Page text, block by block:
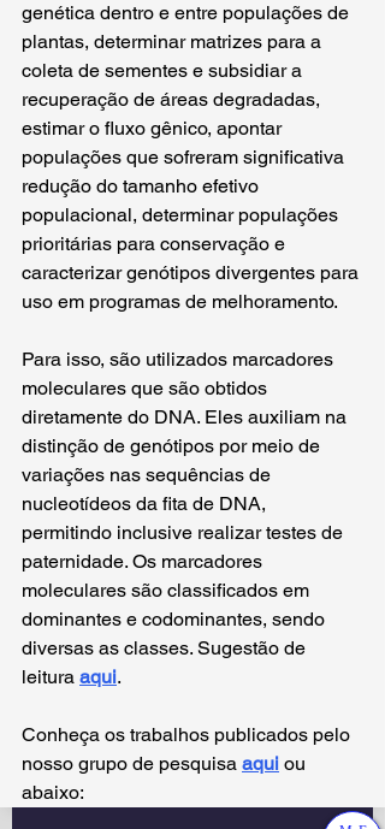
genética dentro e entre populações de
plantas, determinar matrizes para a
coleta de sementes e subsidiar a
recuperação de áreas degradadas,
estimar o fluxo gênico, apontar
populações que sofreram significativa
redução do tamanho efetivo
populacional, determinar populações
prioritárias para conservação e
caracterizar genótipos divergentes para
uso em programas de melhoramento.
Para isso, são utilizados marcadores
moleculares que são obtidos
diretamente do DNA. Eles auxiliam na
distinção de genótipos por meio de
variações nas sequências de
nucleotídeos da fita de DNA,
permitindo inclusive realizar testes de
paternidade. Os marcadores
moleculares são classificados em
dominantes e codominantes, sendo
diversas as classes. Sugestão de
leitura aqui.
Conheça os trabalhos publicados pelo
nosso grupo de pesquisa aqui ou
abaixo: